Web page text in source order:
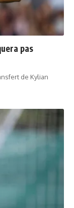
pas
de Kylian